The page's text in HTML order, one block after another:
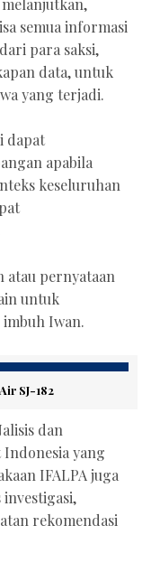
semua informasi
para saksi,
data, untuk
yang terjadi.
dapat
apabila
keseluruhan
atau pernyataan
untuk
Iwan.
SJ-182
dan
yang
IFALPA juga
investigasi,
rekomendasi